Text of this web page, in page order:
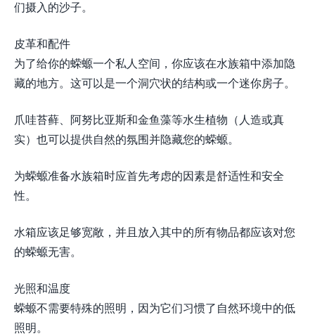
们摄入的沙子。
皮革和配件
为了给你的蝾螈一个私人空间，你应该在水族箱中添加隐
藏的地方。这可以是一个洞穴状的结构或一个迷你房子。
爪哇苔藓、阿努比亚斯和金鱼藻等水生植物（人造或真
实）也可以提供自然的氛围并隐藏您的蝾螈。
为蝾螈准备水族箱时应首先考虑的因素是舒适性和安全
性。
水箱应该足够宽敞，并且放入其中的所有物品都应该对您
的蝾螈无害。
光照和温度
蝾螈不需要特殊的照明，因为它们习惯了自然环境中的低
照明。